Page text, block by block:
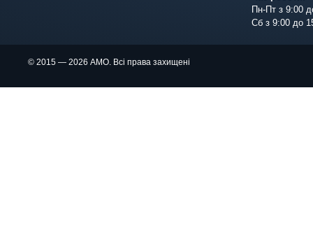
Пн-Пт з 9:00
Сб з 9:00 до
© 2015 — 2026 АМО. Всі права захищені